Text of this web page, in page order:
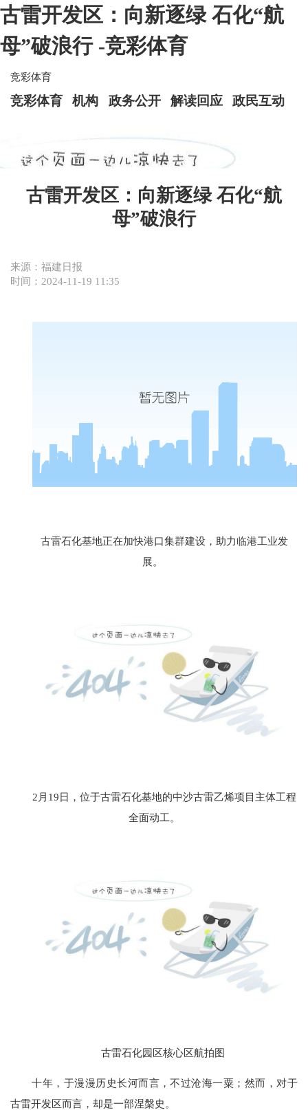
古雷开发区：向新逐绿 石化“航
母”破浪行 -竞彩体育
竞彩体育
竞彩体育 机构 政务公开 解读回应 政民互动
古雷开发区：向新逐绿 石化“航
母”破浪行
来源：福建日报
时间：2024-11-19 11:35
古雷石化基地正在加快港口集群建设，助力临港工业发
展。
2月19日，位于古雷石化基地的中沙古雷乙烯项目主体工程
全面动工。
古雷石化园区核心区航拍图
十年，于漫漫历史长河而言，不过沧海一粟；然而，对于
古雷开发区而言，却是一部涅槃史。